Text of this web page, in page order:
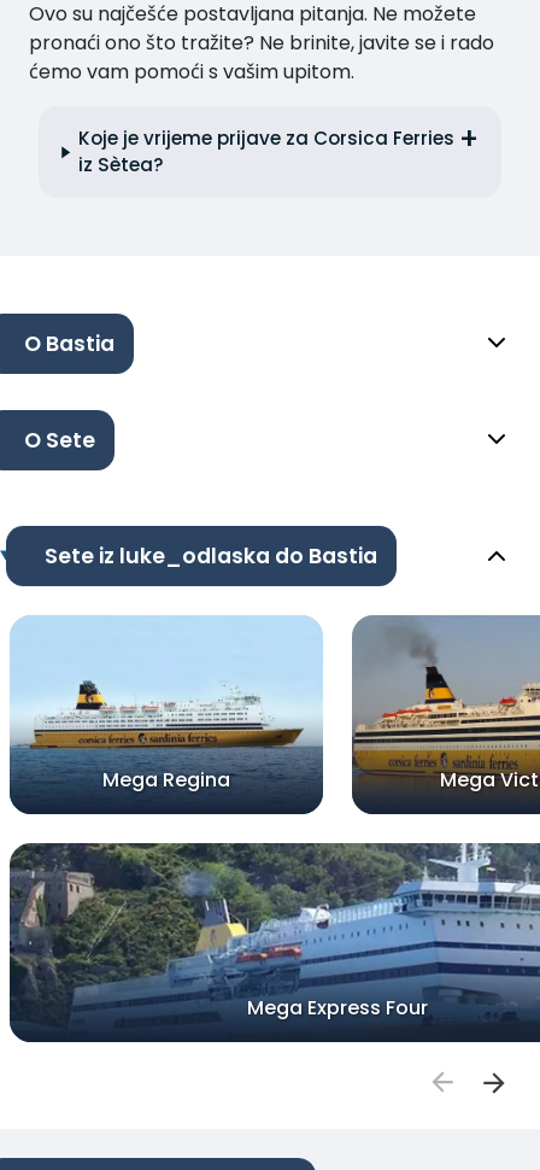
Ovo su najčešće postavljana pitanja. Ne možete
pronaći ono što tražite? Ne brinite, javite se i rado
ćemo vam pomoći s vašim upitom.
Koje je vrijeme prijave za Corsica Ferries
iz Sètea?
O Bastia
O Sete
Sete iz luke_odlaska do Bastia
Mega Regina Mega
Mega Express Four